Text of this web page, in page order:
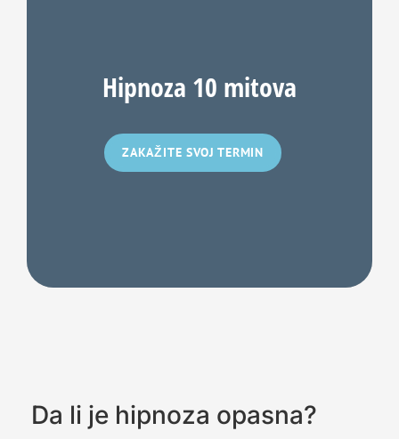
Hipnoza 10 mitova
ZAKAŽITE SVOJ TERMIN
Da li je hipnoza opasna?